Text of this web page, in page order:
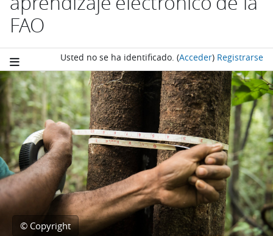
FAO
Usted no se ha identificado. (Acceder) Registrarse
© Copyright